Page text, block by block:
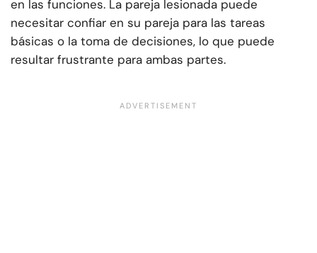
en las funciones. La pareja lesionada puede
necesitar confiar en su pareja para las tareas
básicas o la toma de decisiones, lo que puede
resultar frustrante para ambas partes.